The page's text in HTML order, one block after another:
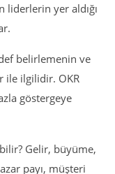
liderlerin yer aldığı
belirlemenin ve
ile ilgilidir. OKR
göstergeye
Gelir, büyüme,
payı, müşteri